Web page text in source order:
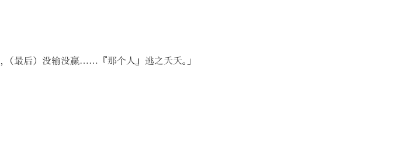
（ 最后 ） 没输没赢…… 『那个人 』 逃之夭夭。」